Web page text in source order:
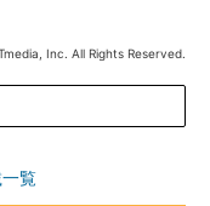
Inc. All Rights Reserved.
覧